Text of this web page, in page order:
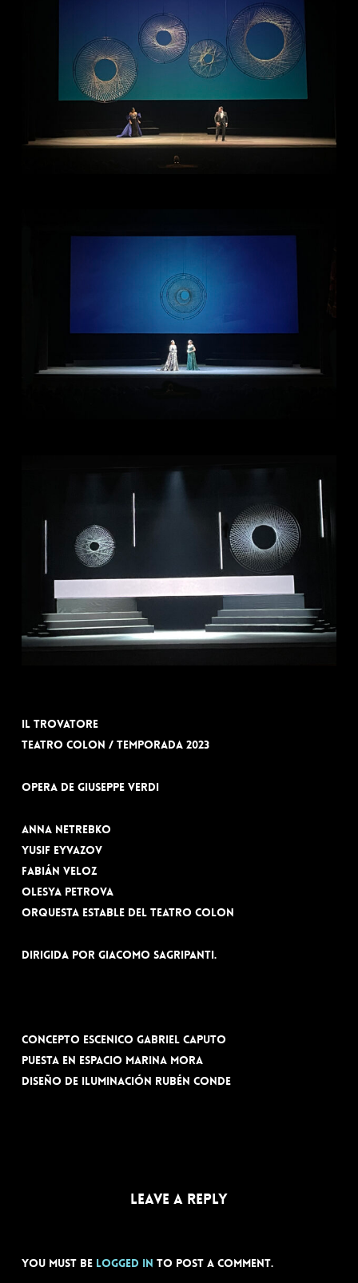
Il trovatore
Teatro Colon / temporada 2023
Opera de Giuseppe Verdi
Anna Netrebko
Yusif Eyvazov
Fabián Veloz
Olesya Petrova
Orquesta Estable del Teatro Colon
dirigida por Giacomo Sagripanti.
Concepto escenico Gabriel Caputo
Puesta en espacio Marina Mora
Diseño de iluminación Rubén Conde
Leave a Reply
You must be logged in to post a comment.